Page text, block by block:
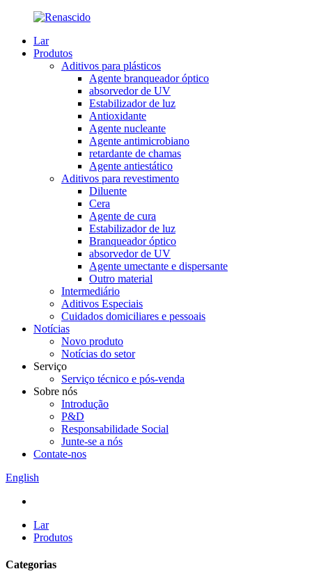
Lar
Produtos
Aditivos para plásticos
Agente branqueador óptico
absorvedor de UV
Estabilizador de luz
Antioxidante
Agente nucleante
Agente antimicrobiano
retardante de chamas
Agente antiestático
Aditivos para revestimento
Diluente
Cera
Agente de cura
Estabilizador de luz
Branqueador óptico
absorvedor de UV
Agente umectante e dispersante
Outro material
Intermediário
Aditivos Especiais
Cuidados domiciliares e pessoais
Notícias
Novo produto
Notícias do setor
Serviço
Serviço técnico e pós-venda
Sobre nós
Introdução
P&D
Responsabilidade Social
Junte-se a nós
Contate-nos
English
Lar
Produtos
Categorias